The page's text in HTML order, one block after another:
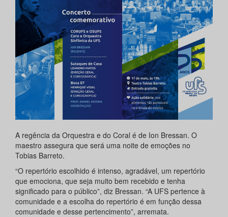
A regência da Orquestra e do Coral é de Ion Bressan. O
maestro assegura que será uma noite de emoções no
Tobias Barreto.
“O repertório escolhido é intenso, agradável, um repertório
que emociona, que seja muito bem recebido e tenha
significado para o público”, diz Bressan. “A UFS pertence à
comunidade e a escolha do repertório é em função dessa
comunidade e desse pertencimento”, arremata.